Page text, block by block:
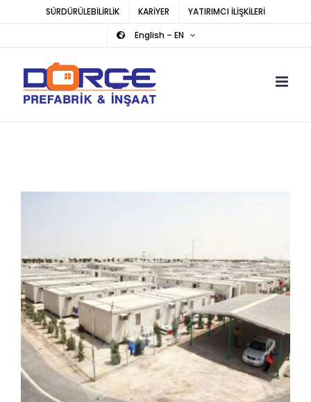
SÜRDÜRÜLEBİLİRLİK KARİYER
YATIRIMCI İLİŞKİLERİ
English – EN